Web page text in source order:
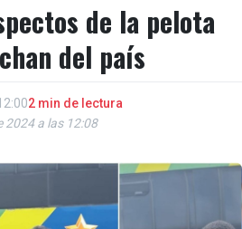
de la pelota
del país
2 min de lectura
2024 a las 12:08